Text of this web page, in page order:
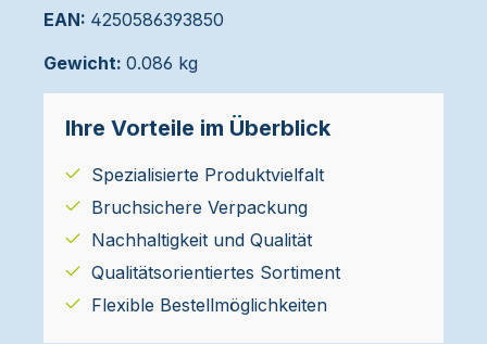
EAN: 4250586393850
Gewicht: 0.086 kg
Ihre Vorteile im Überblick
Spezialisierte Produktvielfalt
Bruchsichere Verpackung
Nachhaltigkeit und Qualität
Qualitätsorientiertes Sortiment
Flexible Bestellmöglichkeiten